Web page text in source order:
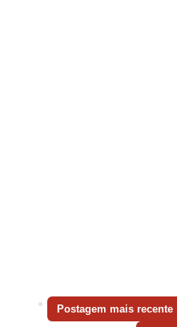
Postagem mais recente